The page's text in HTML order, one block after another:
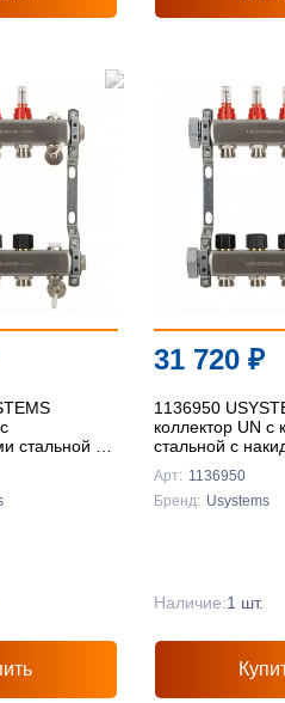
стальной с
'1Ф
31 720 ₽
1136950
коллектор UN с
стальной с
'1И
Арт: 1136950
Бренд: Usystems
Наличие:1 шт.